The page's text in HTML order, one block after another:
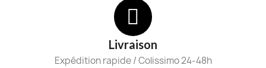
Livraison
Expédition rapide / Colissimo 24-48h